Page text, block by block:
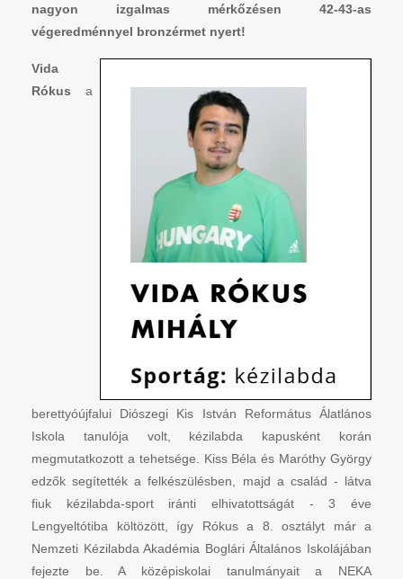
nagyon izgalmas mérkőzésen 42-43-as
végeredménnyel bronzérmet nyert!
Vida
Rókus a
berettyóújfalui Diószegi Kis István Református Álatlános
Iskola tanulója volt, kézilabda kapusként korán
megmutatkozott a tehetsége. Kiss Béla és Maróthy György
edzők segítették a felkészülésben, majd a család - látva
fiuk kézilabda-sport iránti elhivatottságát - 3 éve
Lengyeltótiba költözött, így Rókus a 8. osztályt már a
Nemzeti Kézilabda Akadémia Boglári Általános Iskolájában
fejezte be. A középiskolai tanulmányait a NEKA